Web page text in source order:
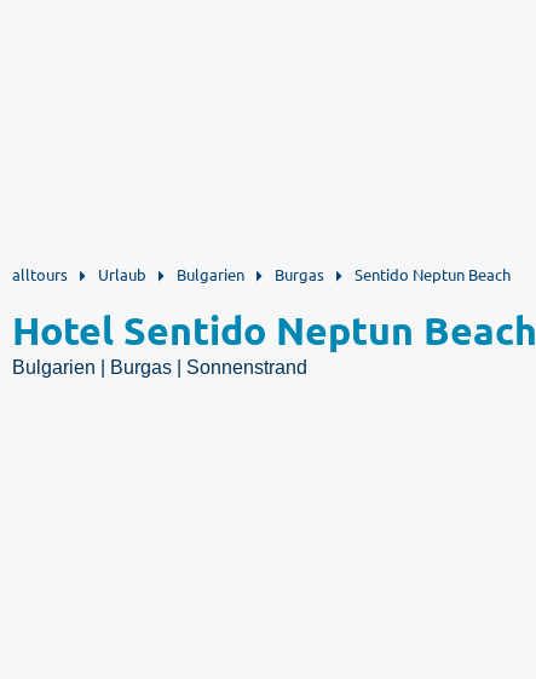
alltours Urlaub Bulgarien Burgas Sentido Neptun Beach
Hotel Sentido Neptun Beach
Bulgarien | Burgas | Sonnenstrand